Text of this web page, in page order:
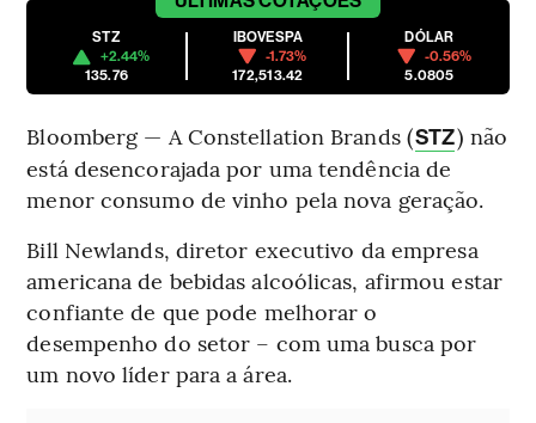
STZ
+2.44%
135.76
IBOVESPA
-1.73%
172,513.42
DÓLAR
-0.56%
5.0805
Bloomberg — A Constellation Brands (STZ) não
está desencorajada por uma tendência de
menor consumo de vinho pela nova geração.
Bill Newlands, diretor executivo da empresa
americana de bebidas alcoólicas, afirmou estar
confiante de que pode melhorar o
desempenho do setor – com uma busca por
um novo líder para a área.